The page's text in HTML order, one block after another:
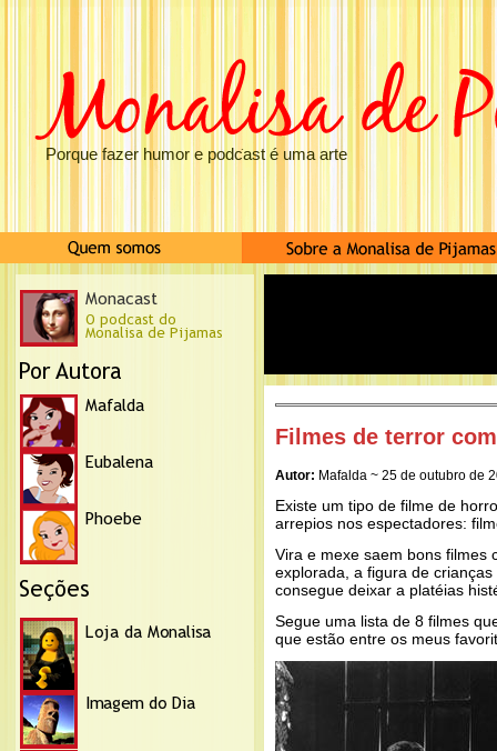
Porque fazer humor e podcast é uma arte
Filmes de terror
Autor: Mafalda ~ 25 de outubro de
Existe um tipo de filme de
arrepios nos espectadores:
Vira e mexe saem bons filmes
explorada, a figura de
consegue deixar a platéias
Segue uma lista de 8 filmes
que estão entre os meus